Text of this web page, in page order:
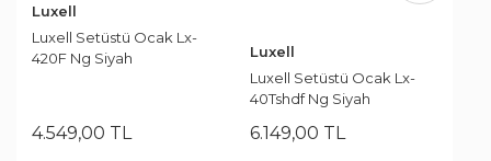
Luxell
Luxell Setüstü Ocak Lx-
420F Ng Siyah
4.549,00 TL
Luxell
Luxell Setüstü Ocak Lx-
40Tshdf Ng Siyah
6.149,00 TL